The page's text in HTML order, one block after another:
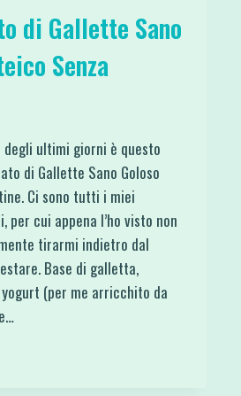
di Gallette Sano
Senza
ultimi giorni è questo
di Gallette Sano Goloso
Ci sono tutti i miei
cui appena l’ho visto non
tirarmi indietro dal
Base di galletta,
(per me arricchito da